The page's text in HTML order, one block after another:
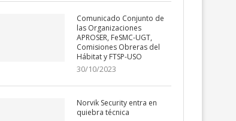
Comunicado Conjunto de
las Organizaciones
APROSER, FeSMC-UGT,
Comisiones Obreras del
Hábitat y FTSP-USO
30/10/2023
Norvik Security entra en
quiebra técnica